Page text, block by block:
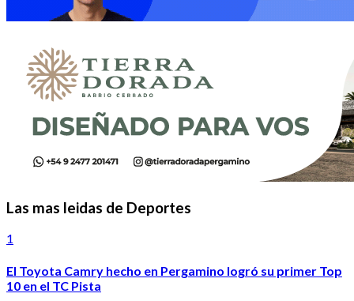
Las mas leidas de Deportes
1
El Toyota Camry hecho en Pergamino logró su primer Top
10 en el TC Pista